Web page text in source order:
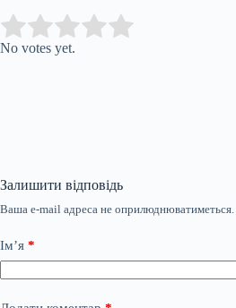
Rate this item:
No votes yet.
Залишити відповідь
Ваша e-mail адреса не оприлюднюватиметься.
Ім’я *